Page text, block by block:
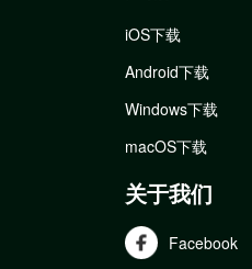
iOS下载
Android下载
Windows下载
macOS下载
关于我们
Facebook